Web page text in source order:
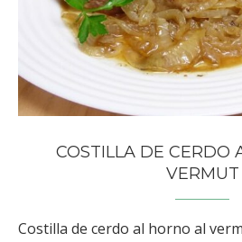
COSTILLA DE CERDO
VERMUT
Costilla de cerdo al horno al